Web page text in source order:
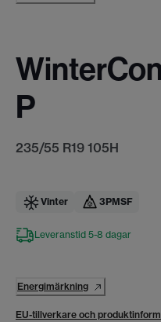
P
235/55 R19 105H
Vinter 3PMSF
Leveranstid 5-8 dagar
Energimärkning
EU-tillverkare och